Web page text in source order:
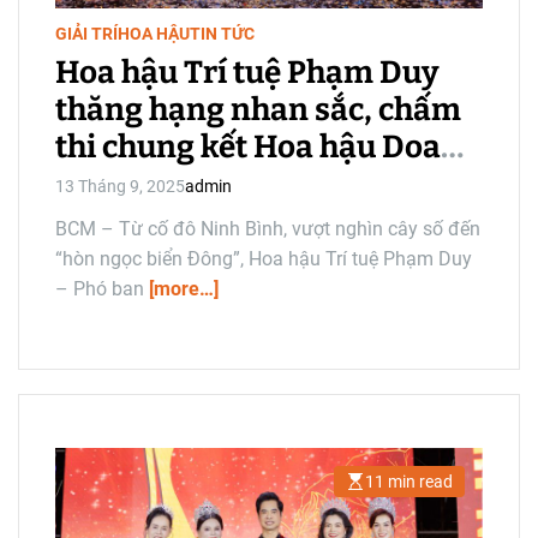
m
GIẢI TRÍHOA HẬUTIN TỨC
Hoa hậu Trí tuệ Phạm Duy
thăng hạng nhan sắc, chấm
thi chung kết Hoa hậu Doanh
nhân Hương Sắc Việt Nam
2025
13 Tháng 9, 2025admin
BCM – Từ cố đô Ninh Bình, vượt nghìn cây số đến
“hòn ngọc biển Đông”, Hoa hậu Trí tuệ Phạm Duy
– Phó ban [more…]
E
s
t
11 min read